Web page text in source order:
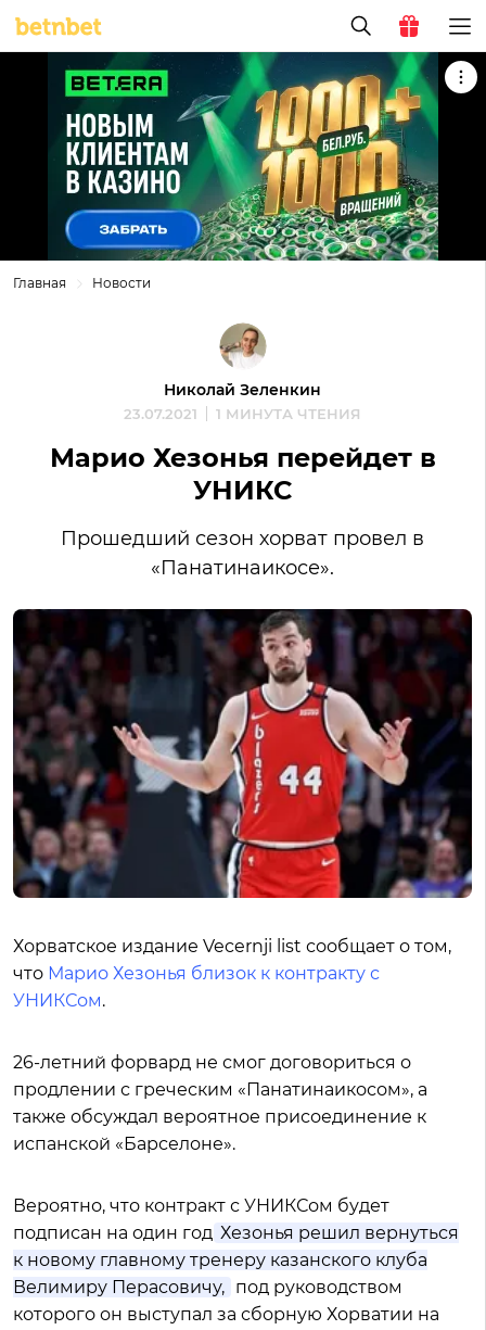
Главная Новости
Николай Зеленкин
23.07.2021 1 МИНУТА ЧТЕНИЯ
Марио Хезонья перейдет в
УНИКС
Прошедший сезон хорват провел в
«Панатинаикосе».
Хорватское издание Vecernji list сообщает о том,
что Марио Хезонья близок к контракту с
УНИКСом.
26-летний форвард не смог договориться о
продлении с греческим «Панатинаикосом», а
также обсуждал вероятное присоединение к
испанской «Барселоне».
Вероятно, что контракт с УНИКСом будет
подписан на один год. Хезонья решил вернуться
к новому главному тренеру казанского клуба
Велимиру Перасовичу, под руководством
которого он выступал за сборную Хорватии на